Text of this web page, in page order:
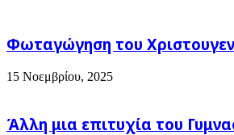
Φωταγώγηση του
15 Νοεμβρίου, 2025
Άλλη μια επιτυχία του